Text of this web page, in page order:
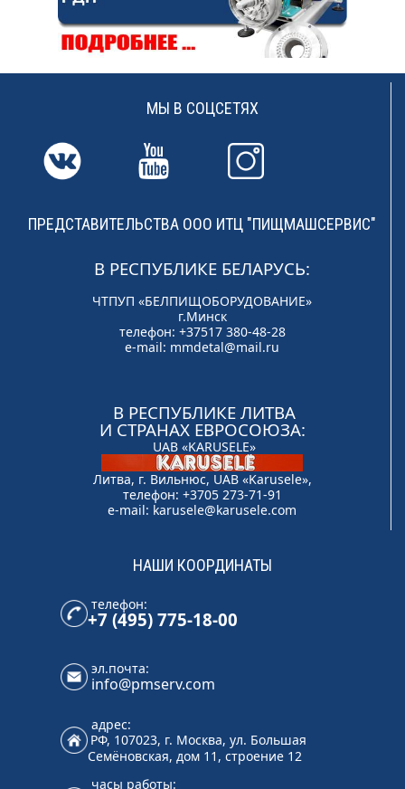
МЫ В СОЦСЕТЯХ
ПРЕДСТАВИТЕЛЬСТВА ООО ИТЦ "ПИЩМАШСЕРВИС"
В РЕСПУБЛИКЕ БЕЛАРУСЬ:
ЧТПУП «БЕЛПИЩОБОРУДОВАНИЕ»
г.Минск
телефон: +37517 380-48-28
e-mail: mmdetal@mail.ru
В РЕСПУБЛИКЕ ЛИТВА
И СТРАНАХ ЕВРОСОЮЗА:
UAB «KARUSELE»
Литва, г. Вильнюс, UAB «Karusele»,
телефон: +3705 273-71-91
e-mail: karusele@karusele.com
НАШИ КООРДИНАТЫ
телефон:
+7 (495) 775-18-00
эл.почта:
info@pmserv.com
адрес:
РФ, 107023, г. Москва, ул. Большая
Семёновская, дом 11, строение 12
часы работы: